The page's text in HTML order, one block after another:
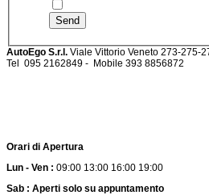
Send
AutoEgo S.r.l. Viale Vittorio Veneto 273-275-
Tel 095 2162849 - Mobile
Orari di Apertura
Lun - Ven : 09:00 13:00 16:00 19:00
Sab : Aperti solo su appuntamento